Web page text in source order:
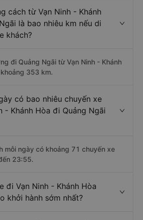
cách từ Vạn Ninh - Khánh
là bao nhiêu km nếu di
khách?
đi Quảng Ngãi từ Vạn Ninh - Khánh
353 km.
có bao nhiêu chuyến xe
- Khánh Hòa đi Quảng Ngãi
mỗi ngày có khoảng 71 chuyến xe
23:55.
đi Vạn Ninh - Khánh Hòa
khởi hành sớm nhất?